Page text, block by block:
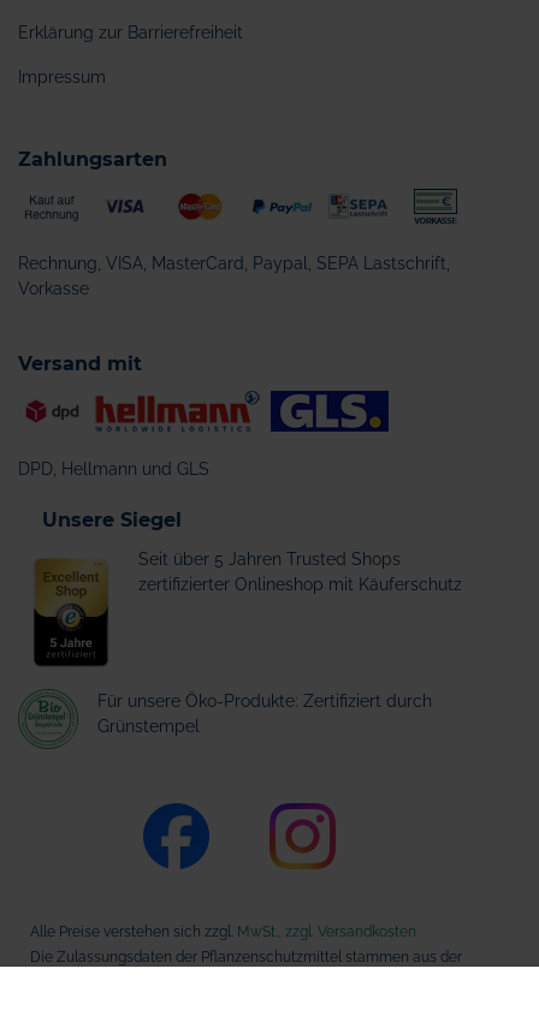
Erklärung zur Barrierefreiheit
Impressum
Zahlungsarten
Rechnung, VISA, MasterCard, Paypal, SEPA Lastschrift,
Vorkasse
Versand mit
DPD, Hellmann und GLS
Unsere Siegel
Seit über 5 Jahren Trusted Shops
zertifizierter Onlineshop mit Käuferschutz
Für unsere Öko-Produkte: Zertifiziert durch
Grünstempel
Alle Preise verstehen sich zzgl. MwSt., zzgl. Versandkosten
Die Zulassungsdaten der Pflanzenschutzmittel stammen aus der